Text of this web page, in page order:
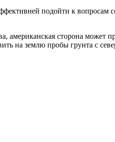
подойти к вопросам
сторона может
на землю пробы грунта с